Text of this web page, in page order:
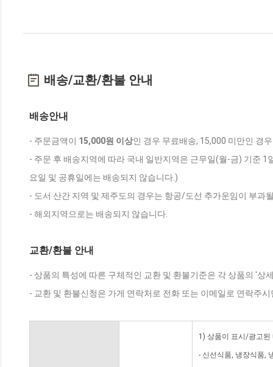
배송/교환/환불 안내
배송안내
- 주문금액이 15,000원 이상인 경우 무료배송, 15,000 미만인 경
- 주문 후 배송지역에 따라 국내 일반지역은 근무일(월-금) 기준
요일 및 공휴일에는 배송되지 않습니다.)
- 도서 산간 지역 및 제주도의 경우는 항공/도선 추가운임이 부과
- 해외지역으로는 배송되지 않습니다.
교환/환불 안내
- 상품의 특성에 따른 구체적인 교환 및 환불기준은 각 상품의 '상
- 교환 및 환불신청은 가게 연락처로 전화 또는 이메일로 연락주
1) 상품이 표시/광고된
- 신선식품, 냉장식품,